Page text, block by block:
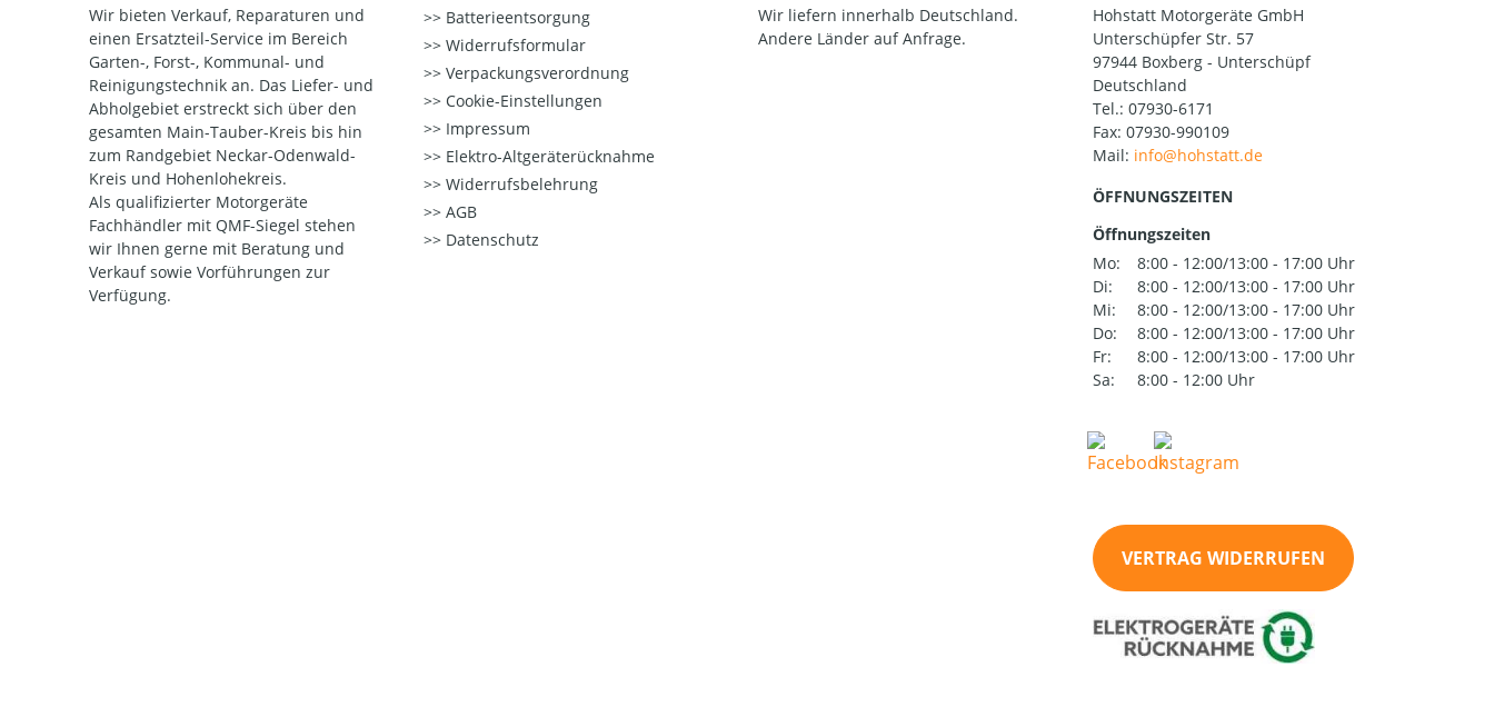
Wir bieten Verkauf, Reparaturen und
einen Ersatzteil-Service im Bereich
Garten-, Forst-, Kommunal- und
Reinigungstechnik an. Das Liefer- und
Abholgebiet erstreckt sich über den
gesamten Main-Tauber-Kreis bis hin
zum Randgebiet Neckar-Odenwald-
Kreis und Hohenlohekreis.
Als qualifizierter Motorgeräte
Fachhändler mit QMF-Siegel stehen
wir Ihnen gerne mit Beratung und
Verkauf sowie Vorführungen zur
Verfügung.
Batterieentsorgung
Widerrufsformular
Verpackungsverordnung
Cookie-Einstellungen
Impressum
Elektro-Altgeräterücknahme
Widerrufsbelehrung
AGB
Datenschutz
Wir liefern innerhalb Deutschland.
Andere Länder auf Anfrage.
Hohstatt Motorgeräte GmbH
Unterschüpfer Str. 57
97944 Boxberg - Unterschüpf
Deutschland
Tel.: 07930-6171
Fax: 07930-990109
Mail:
ÖFFNUNGSZEITEN
Öffnungszeiten
Mo:
8:00 - 12:00/13:00 - 17:00 Uhr
Di:
8:00 - 12:00/13:00 - 17:00 Uhr
Mi:
8:00 - 12:00/13:00 - 17:00 Uhr
Do:
8:00 - 12:00/13:00 - 17:00 Uhr
Fr:
8:00 - 12:00/13:00 - 17:00 Uhr
Sa:
8:00 - 12:00 Uhr
VERTRAG WIDERRUFEN